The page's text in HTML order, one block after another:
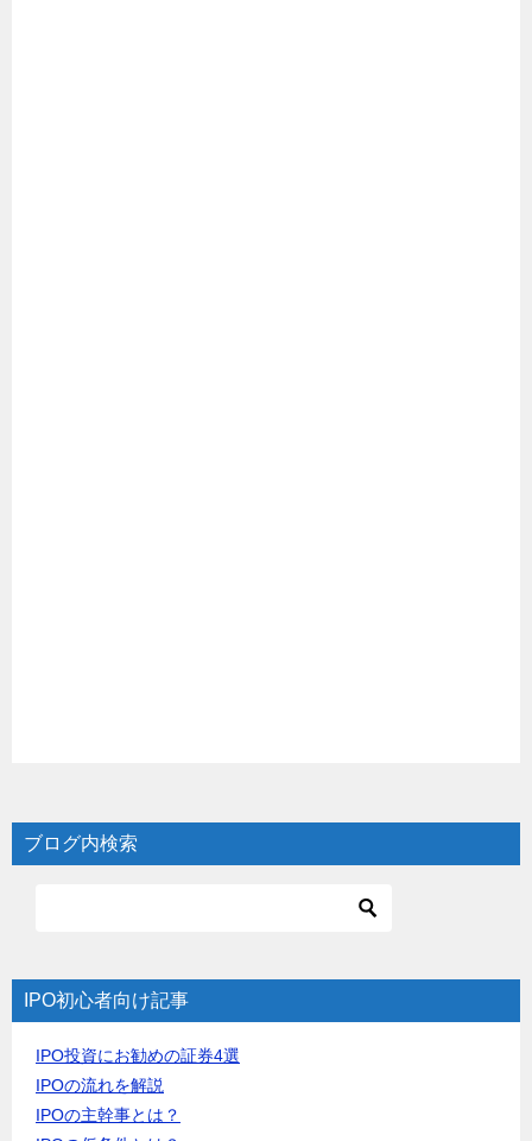
ブログ内検索
IPO初心者向け記事
IPO投資にお勧めの証券4選
IPOの流れを解説
IPOの主幹事とは？